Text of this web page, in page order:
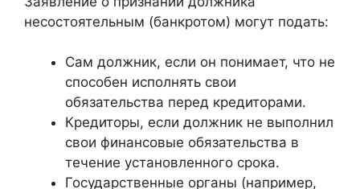
несостоятельным (банкротом) могут подать:
Сам должник, если он понимает, что не
способен исполнять свои
обязательства перед кредиторами.
Кредиторы, если должник не выполнил
свои финансовые обязательства в
течение установленного срока.
Государственные органы (например,